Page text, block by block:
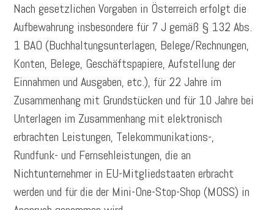
Nach gesetzlichen Vorgaben in Österreich erfolgt die
Aufbewahrung insbesondere für 7 J gemäß § 132 Abs.
1 BAO (Buchhaltungsunterlagen, Belege/Rechnungen,
Konten, Belege, Geschäftspapiere, Aufstellung der
Einnahmen und Ausgaben, etc.), für 22 Jahre im
Zusammenhang mit Grundstücken und für 10 Jahre bei
Unterlagen im Zusammenhang mit elektronisch
erbrachten Leistungen, Telekommunikations-,
Rundfunk- und Fernsehleistungen, die an
Nichtunternehmer in EU-Mitgliedstaaten erbracht
werden und für die der Mini-One-Stop-Shop (MOSS) in